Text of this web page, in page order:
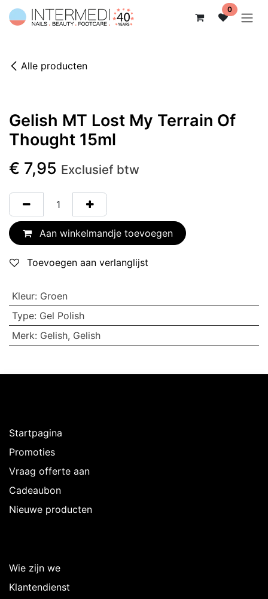
Overslaan naar inhoud 0
Alle producten
Gelish MT Lost My Terrain Of
Thought 15ml
€ 7,95 Exclusief btw
Aan winkelmandje toevoegen
Toevoegen aan verlanglijst
Kleur: Groen
Type: Gel Polish
Merk: Gelish, Gelish
Startpagina
Promoties
Vraag offerte aan
Cadeaubon
Nieuwe producten
Wie zijn we
Klantendienst